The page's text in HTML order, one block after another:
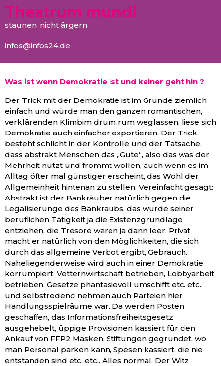
Theatrum mundi
staunen, nicht ärgern
infos@infos24.de
Was ist wenn Demokratie ist und keiner geht hin ?
Der Trick mit der Demokratie ist im Grunde ziemlich
einfach und würde man den ganzen romantischen,
verklärenden Klimbim drum rum weglassen, liese sich
Demokratie auch einfacher exportieren. Der Trick
besteht schlicht in der Kontrolle und der Tatsache,
dass abstrakt Menschen das „Gute“, also das was der
Mehrheit nutzt und frommt wollen, auch wenn es im
Alltag öfter mal günstiger erscheint, das Wohl der
Allgemeinheit hintenan zu stellen. Vereinfacht gesagt:
Abstrakt ist der Bankräuber natürlich gegen die
Legalisierunge des Bankraubs, das würde seiner
beruflichen Tätigkeit ja die Existenzgrundlage
entziehen, die Tresore wären ja dann leer. Privat
macht er natürlich von den Möglichkeiten, die sich
durch das allgemeine Verbot ergibt, Gebrauch.
Naheliegenderweise wird auch in einer Demokratie
korrumpiert, Vetternwirtschaft betrieben, Lobbyarbeit
betrieben, Gesetze phantasievoll umschifft etc. etc..
und selbstredend nehmen auch Parteien hier
Handlungsspielräume war. Da werden Posten
geschaffen, das Informationsfreiheitsgesetz
ausgehebelt, üppige Provisionen kassiert für den
Ankauf von FFP2 Masken, Stiftungen gegründet, wo
man Personal parken kann, Spesen kassiert, die nie
entstanden sind etc. etc.. Alles normal. Der Witz